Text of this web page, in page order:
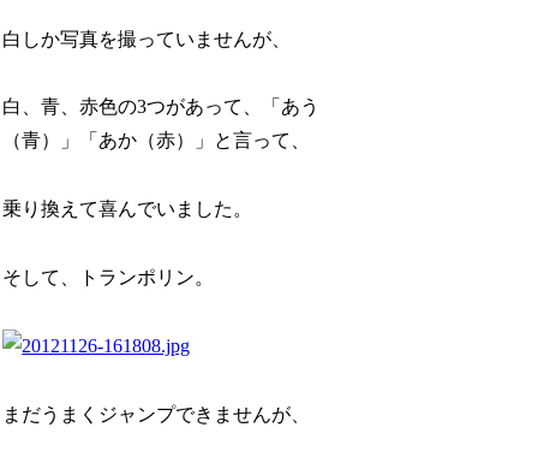
白しか写真を撮っていませんが、
白、青、赤色の3つがあって、「あう
（青）」「あか（赤）」と言って、
乗り換えて喜んでいました。
そして、トランポリン。
まだうまくジャンプできませんが、